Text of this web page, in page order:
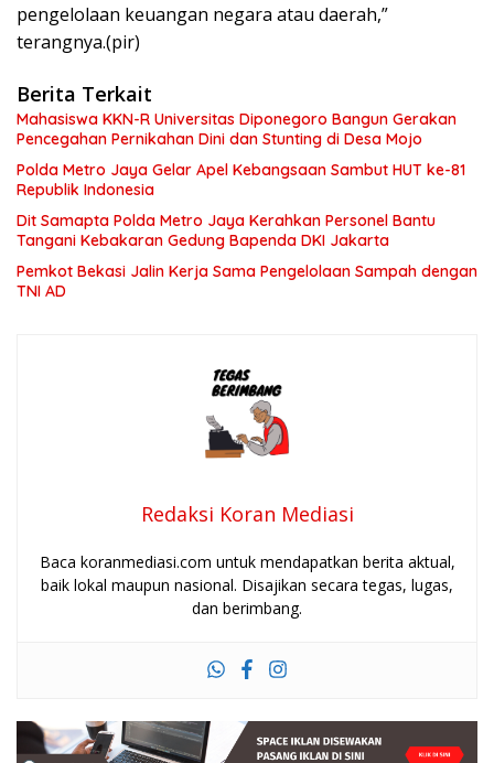
pengelolaan keuangan negara atau daerah,”
terangnya.(pir)
Berita Terkait
Mahasiswa KKN-R Universitas Diponegoro Bangun Gerakan
Pencegahan Pernikahan Dini dan Stunting di Desa Mojo
Polda Metro Jaya Gelar Apel Kebangsaan Sambut HUT ke-81
Republik Indonesia
Dit Samapta Polda Metro Jaya Kerahkan Personel Bantu
Tangani Kebakaran Gedung Bapenda DKI Jakarta
Pemkot Bekasi Jalin Kerja Sama Pengelolaan Sampah dengan
TNI AD
Redaksi Koran Mediasi
Baca koranmediasi.com untuk mendapatkan berita aktual,
baik lokal maupun nasional. Disajikan secara tegas, lugas,
dan berimbang.